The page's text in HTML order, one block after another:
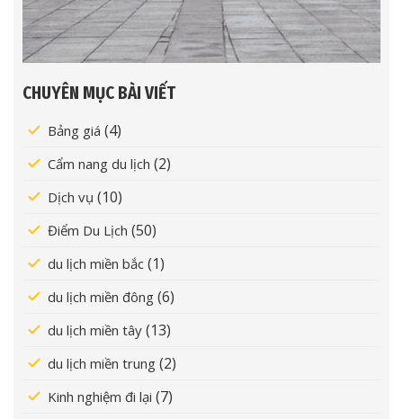
CHUYÊN MỤC BÀI VIẾT
Bảng giá (4)
Cẩm nang du lịch (2)
Dịch vụ (10)
Điểm Du Lịch (50)
du lịch miền bắc (1)
du lịch miền đông (6)
du lịch miền tây (13)
du lịch miền trung (2)
Kinh nghiệm đi lại (7)